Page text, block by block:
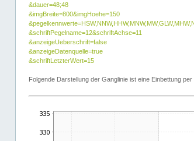
&dauer=48;48
&imgBreite=800&imgHoehe=150
&schriftPegelname=12&schriftAchse=11
&anzeigeUeberschrift=false
&anzeigeDatenquelle=true
&schriftLetzterWert=15
Folgende Darstellung der Ganglinie ist eine Einbettung